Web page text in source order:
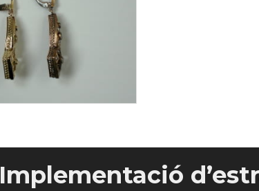
Implementació